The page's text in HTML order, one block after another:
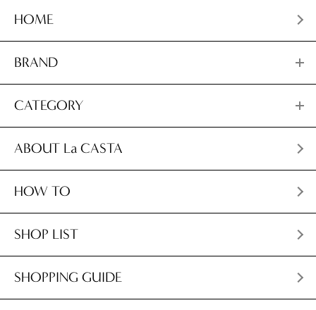
HOME
BRAND
CATEGORY
ABOUT La CASTA
HOW TO
SHOP LIST
SHOPPING GUIDE